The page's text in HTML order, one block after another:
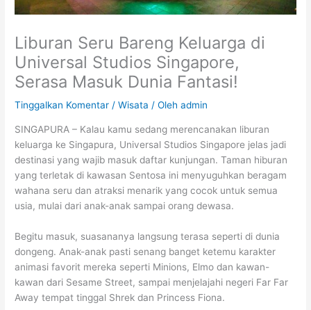
Liburan Seru Bareng Keluarga di
Universal Studios Singapore,
Serasa Masuk Dunia Fantasi!
Tinggalkan Komentar /Wisata / Olehadmin
SINGAPURA – Kalau kamu sedang merencanakan liburan
keluarga ke Singapura, Universal Studios Singapore jelas jadi
destinasi yang wajib masuk daftar kunjungan. Taman hiburan
yang terletak di kawasan Sentosa ini menyuguhkan beragam
wahana seru dan atraksi menarik yang cocok untuk semua
usia, mulai dari anak-anak sampai orang dewasa.
Begitu masuk, suasananya langsung terasa seperti di dunia
dongeng. Anak-anak pasti senang banget ketemu karakter
animasi favorit mereka seperti Minions, Elmo dan kawan-
kawan dari Sesame Street, sampai menjelajahi negeri Far Far
Away tempat tinggal Shrek dan Princess Fiona.